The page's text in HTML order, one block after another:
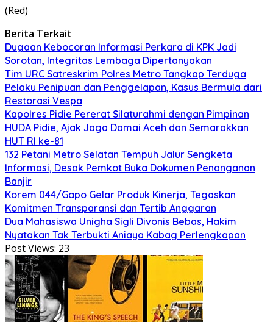
(Red)
Berita Terkait
Dugaan Kebocoran Informasi Perkara di KPK Jadi
Sorotan, Integritas Lembaga Dipertanyakan
Tim URC Satreskrim Polres Metro Tangkap Terduga
Pelaku Penipuan dan Penggelapan, Kasus Bermula dari
Restorasi Vespa
Kapolres Pidie Pererat Silaturahmi dengan Pimpinan
HUDA Pidie, Ajak Jaga Damai Aceh dan Semarakkan
HUT RI ke-81
132 Petani Metro Selatan Tempuh Jalur Sengketa
Informasi, Desak Pemkot Buka Dokumen Penanganan
Banjir
Korem 044/Gapo Gelar Produk Kinerja, Tegaskan
Komitmen Transparansi dan Tertib Anggaran
Dua Mahasiswa Unigha Sigli Divonis Bebas, Hakim
Nyatakan Tak Terbukti Aniaya Kabag Perlengkapan
Post Views: 23